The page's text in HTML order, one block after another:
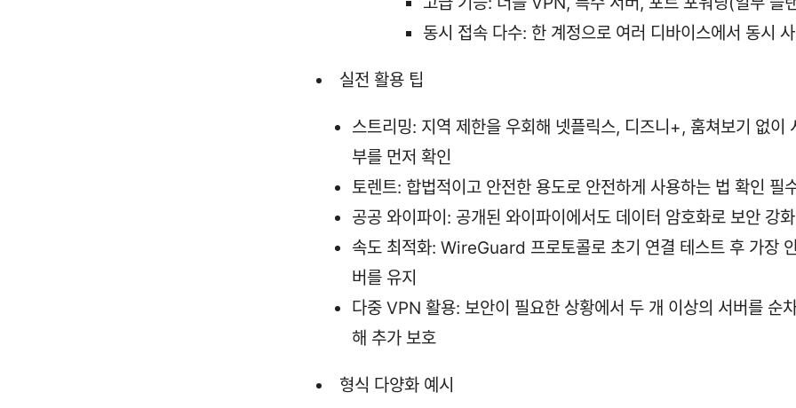
동시 접속 다수: 한 계정으로 여러 디바이스에서 동시
실전 활용 팁
스트리밍: 지역 제한을 우회해 넷플릭스, 디즈니+, 훔쳐보기 없이
부를 먼저 확인
토렌트: 합법적이고 안전한 용도로 안전하게 사용하는 법 확인 필
공공 와이파이: 공개된 와이파이에서도 데이터 암호화로 보안 강화
속도 최적화: WireGuard 프로토콜로 초기 연결 테스트 후 가장
버를 유지
다중 VPN 활용: 보안이 필요한 상황에서 두 개 이상의 서버를 순
해 추가 보호
형식 다양화 예시